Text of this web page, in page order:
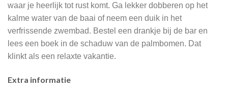
waar je heerlijk tot rust komt. Ga lekker dobberen op het
kalme water van de baai of neem een duik in het
verfrissende zwembad. Bestel een drankje bij de bar en
lees een boek in de schaduw van de palmbomen. Dat
klinkt als een relaxte vakantie.
Extra informatie